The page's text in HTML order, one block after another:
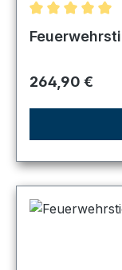
Regulärer
264,90 €